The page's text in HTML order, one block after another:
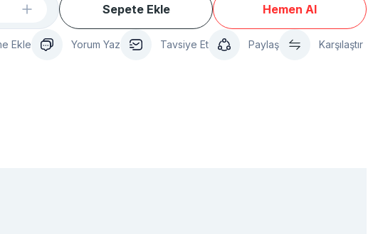
Sepete Ekle Hemen Al
Yorum Yaz Tavsiye Et Paylaş Karşılaştır